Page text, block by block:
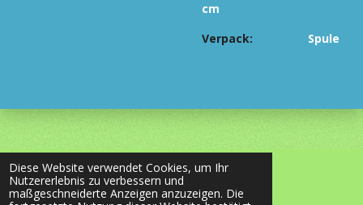
Diese Website verwendet Cookies, um Ihr
Nutzererlebnis zu verbessern und
maßgeschneiderte Anzeigen anzuzeigen. Die
cm
Verpack:
Spule
© 2020 - 2026 most-wanted-shop24.de
Mit Unterstützung von Webador